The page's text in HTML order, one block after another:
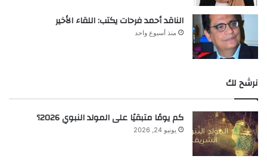
الناقد أحمد فرحات يكتب: اللقاء الأخير
منذ أسبوع واحد
نرشح لك
كم يومًا متبقيًا على المولد النبوي 2026؟
يونيو 24, 2026